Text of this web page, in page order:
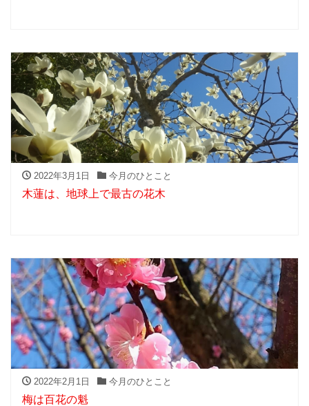
2022年3月1日 今月のひとこと
木蓮は、地球上で最古の花木
2022年2月1日 今月のひとこと
梅は百花の魁